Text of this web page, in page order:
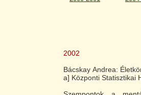
2002
Bácskay Andrea:
a] Központi Statisztikai